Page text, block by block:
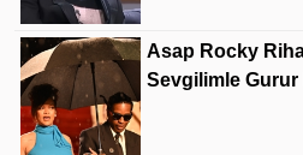
Asap Rocky
Sevgilimle